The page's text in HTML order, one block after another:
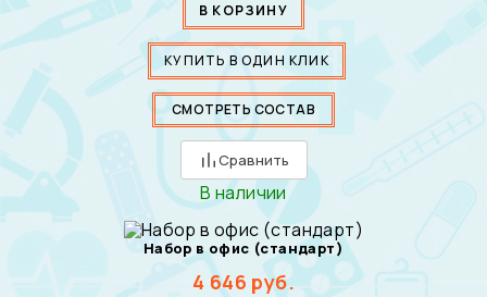
В КОРЗИНУ
КУПИТЬ В ОДИН КЛИК
СМОТРЕТЬ СОСТАВ
Сравнить
В наличии
Набор в офис (стандарт)
4 646 руб.